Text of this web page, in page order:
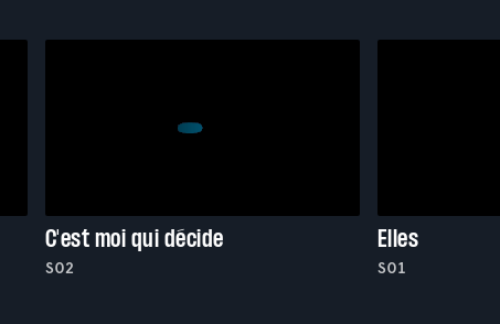
C'est moi qui décide
S02
Elles
S01